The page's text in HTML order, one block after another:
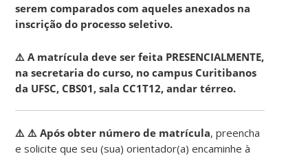
serem comparados com aqueles anexados na
inscrição do processo seletivo.
⚠️ A matrícula deve ser feita PRESENCIALMENTE,
na secretaria do curso, no campus Curitibanos
da UFSC, CBS01, sala CC1T12, andar térreo.
⚠️ ⚠️ Após obter número de matrícula, preencha
e solicite que seu (sua) orientador(a) encaminhe à